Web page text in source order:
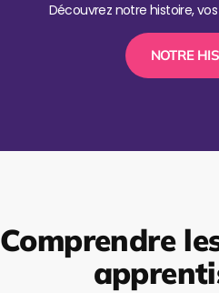
Découvrez notre histoire,
NOTRE
Comprendre